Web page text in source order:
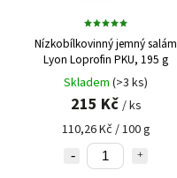
Nízkobílkovinný jemný salám
Lyon Loprofin PKU, 195 g
Skladem (>3 ks)
215 Kč / ks
110,26 Kč / 100 g